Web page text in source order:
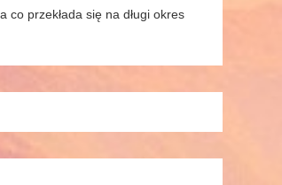
przekłada się na długi okres